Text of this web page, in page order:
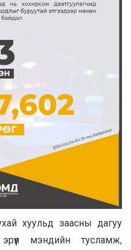
хуульд заасны дагуу
мэндийн тусламж,